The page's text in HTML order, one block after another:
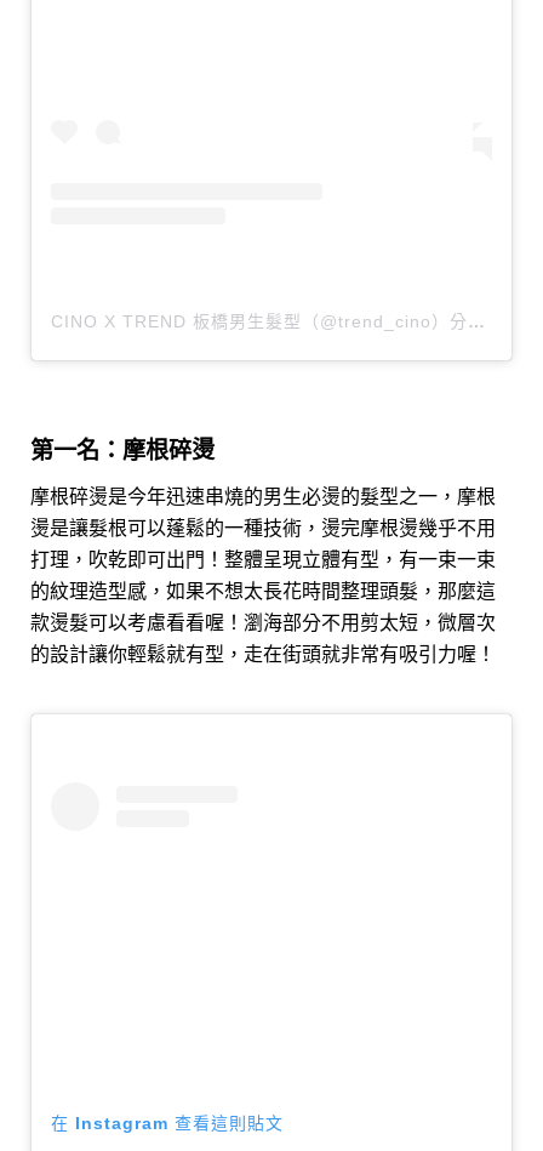
CINO X TREND 板橋男生髮型（@trend_cino）分享的貼文
第一名：摩根碎燙
摩根碎燙是今年迅速串燒的男生必燙的髮型之一，摩根
燙是讓髮根可以蓬鬆的一種技術，燙完摩根燙幾乎不用
打理，吹乾即可出門！整體呈現立體有型，有一束一束
的紋理造型感，如果不想太長花時間整理頭髮，那麼這
款燙髮可以考慮看看喔！瀏海部分不用剪太短，微層次
的設計讓你輕鬆就有型，走在街頭就非常有吸引力喔！
在 Instagram 查看這則貼文